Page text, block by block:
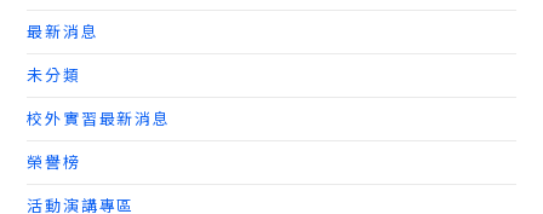
最新消息
未分類
校外實習最新消息
榮譽榜
活動演講專區